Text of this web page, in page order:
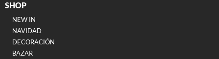
SHOP
NEW IN
NAVIDAD
DECORACIÓN
BAZAR